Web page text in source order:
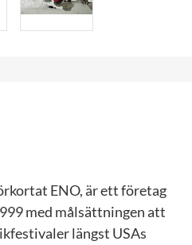
ENO, är ett företag
med målsättningen att
längst USAs